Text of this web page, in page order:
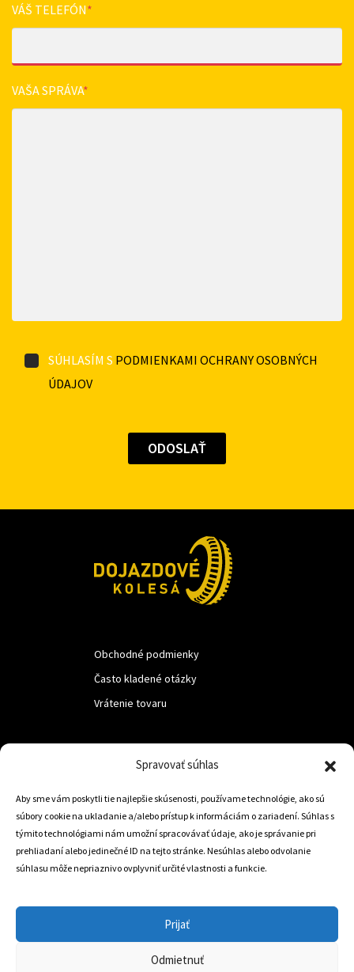
Spravovať súhlas
Aby sme vám poskytli tie najlepšie skúsenosti, používame technológie, ako sú
súbory cookie na ukladanie a/alebo prístup k informáciám o zariadení. Súhlas s
týmito technológiami nám umožní spracovávať údaje, ako je správanie pri
prehliadaní alebo jedinečné ID na tejto stránke. Nesúhlas alebo odvolanie
súhlasu môže nepriaznivo ovplyvniť určité vlastnosti a funkcie.
Prijať
Odmietnuť
VÁŠ TELEFÓN*
VAŠA SPRÁVA*
SÚHLASÍM S PODMIENKAMI OCHRANY OSOBNÝCH
ÚDAJOV
Obchodné podmienky
Často kladené otázky
Vrátenie tovaru
Trstená 02801
+421 905 806 234
Český Eshop